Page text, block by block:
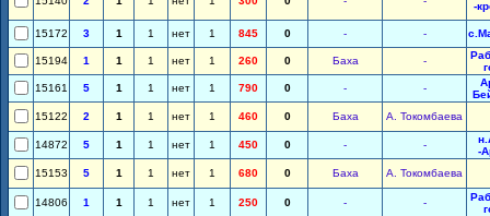
-
15172 3 1 1 нет 1 845 0 - -
15194 1 1 1 нет 1 260 0 Баха -
15161
5 1 1 нет 1 790 0 - -
15122
2 1 1 нет 1 460 0 Баха А. Токомбаева
14872 5 1 1 нет 1 450 0 - -
-
15153
5 1 1 нет 1 680 0 Баха А. Токомбаева
14806 1 1 1 нет 1 250 0 - -